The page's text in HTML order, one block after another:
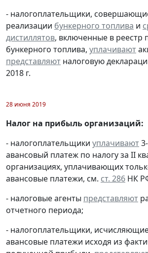
- налогоплательщики,
реализации бункерного топлива и
дистиллятов, включенные в реестр
бункерного топлива, уплачивают
представляют налоговую
2018 г.
28 июня 2019
Налог на прибыль организаций:
- налогоплательщики уплачивают
авансовый платеж по налогу за II
организациях, уплачивающих
авансовые платежи, см. ст. 286 НК
- налоговые агенты представляют
отчетного периода;
- налогоплательщики,
авансовые платежи исходя из